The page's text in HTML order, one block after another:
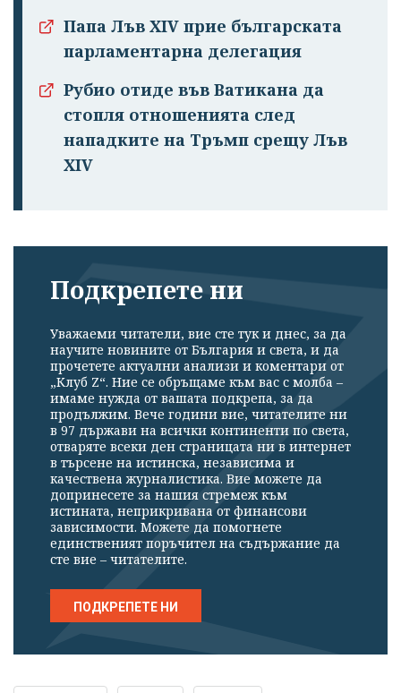
Успешно
излязохте от
профила си!
Папа Лъв XIV прие българската
парламентарна делегация
Рубио отиде във Ватикана да
стопля отношенията след
нападките на Тръмп срещу Лъв
XIV
Подкрепете ни
Уважаеми читатели, вие сте тук и днес, за да
научите новините от България и света, и да
прочетете актуални анализи и коментари от
„Клуб Z“. Ние се обръщаме към вас с молба –
имаме нужда от вашата подкрепа, за да
продължим. Вече години вие, читателите ни
в 97 държави на всички континенти по света,
отваряте всеки ден страницата ни в интернет
в търсене на истинска, независима и
качествена журналистика. Вие можете да
допринесете за нашия стремеж към
истината, неприкривана от финансови
зависимости. Можете да помогнете
единственият поръчител на съдържание да
сте вие – читателите.
ПОДКРЕПЕТЕ НИ